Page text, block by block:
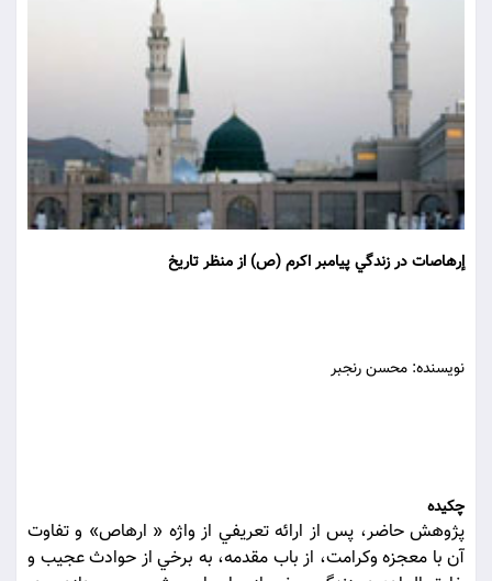
إرهاصات در زندگي پيامبر اکرم (ص) از منظر تاريخ
نويسنده: محسن رنجبر
چکيده
پژوهش حاضر، پس از ارائه تعريفي از واژه « ارهاص» و تفاوت
آن با معجزه وکرامت، از باب مقدمه، به برخي از حوادث عجيب و